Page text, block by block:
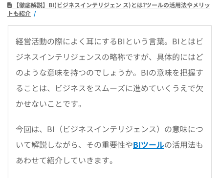
【徹底解説】BI(ビジネスインテリジェン ス)とは?ツールの活用法やメリッ
トも紹介
経営活動の際によく耳にするBIという言葉。BIとはビ
ジネスインテリジェンスの略称ですが、具体的にはど
のような意味を持つのでしょうか。BIの意味を把握す
ることは、ビジネスをスムーズに進めていくうえで欠
かせないことです。
今回は、BI（ビジネスインテリジェンス）の意味につ
いて解説しながら、その重要性やBIツールの活用法も
あわせて紹介していきます。